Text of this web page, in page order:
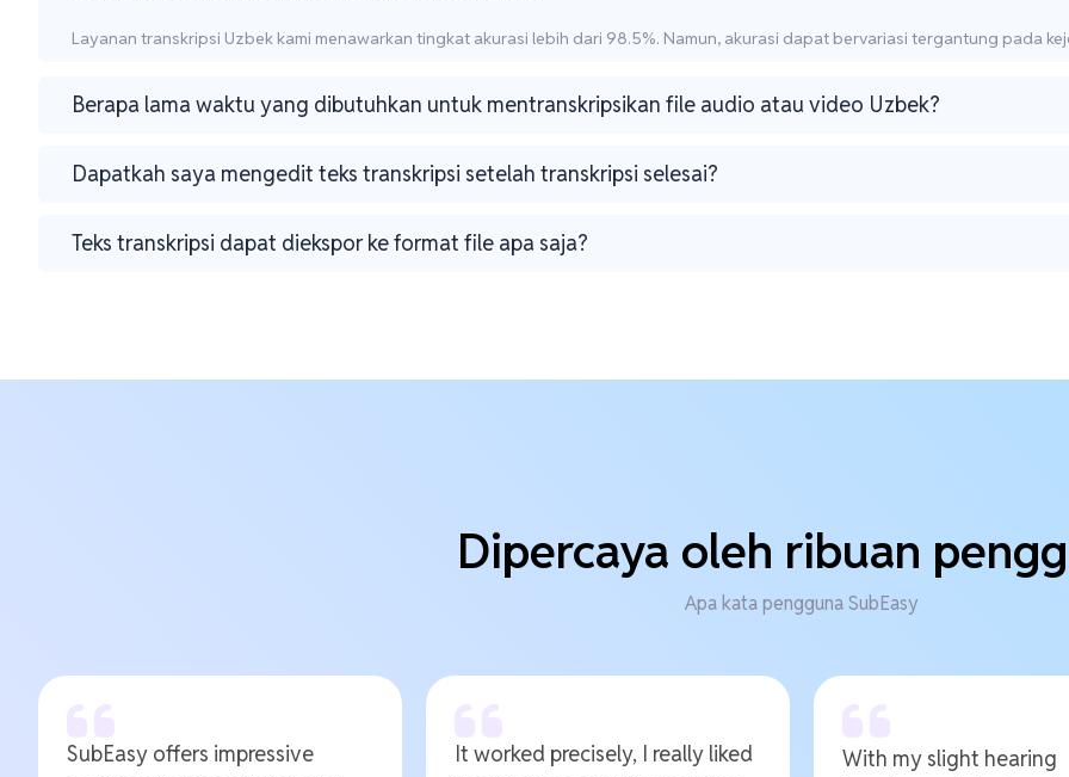
Layanan transkripsi Uzbek kami menawarkan tingkat akurasi lebih dari 98.5%. Namun, akurasi dapat bervariasi tergantung pada
Berapa lama waktu yang dibutuhkan untuk mentranskripsikan file audio atau video Uzbek?
Dapatkah saya mengedit teks transkripsi setelah transkripsi selesai?
Teks transkripsi dapat diekspor ke format file apa saja?
Dipercaya oleh ribuan
Apa kata pengguna SubEasy
SubEasy offers impressive
It worked precisely, I really liked
With my slight hearing